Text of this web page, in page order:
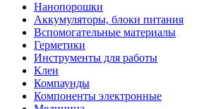
Нанопорошки
Аккумуляторы, блоки питания
Вспомогательные материалы
Герметики
Инструменты для работы
Клеи
Компаунды
Компоненты электронные